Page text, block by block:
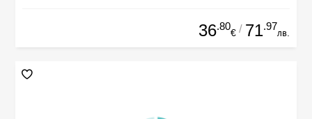
36.80
€ / 71.97
лв.